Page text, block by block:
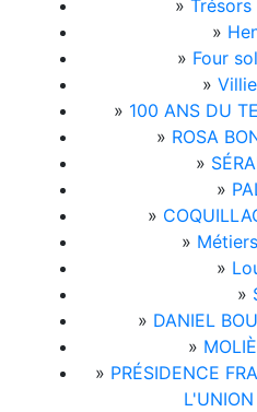
»
»
» Four
»
» 100 ANS DU
» ROSA
»
»
»
»
»
»
» DANIEL
»
» PRÉSIDENCE